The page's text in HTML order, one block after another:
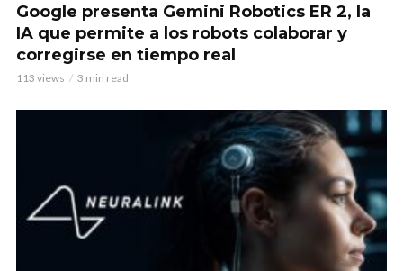
Google presenta Gemini Robotics ER 2, la
IA que permite a los robots colaborar y
corregirse en tiempo real
113 views 3 min read